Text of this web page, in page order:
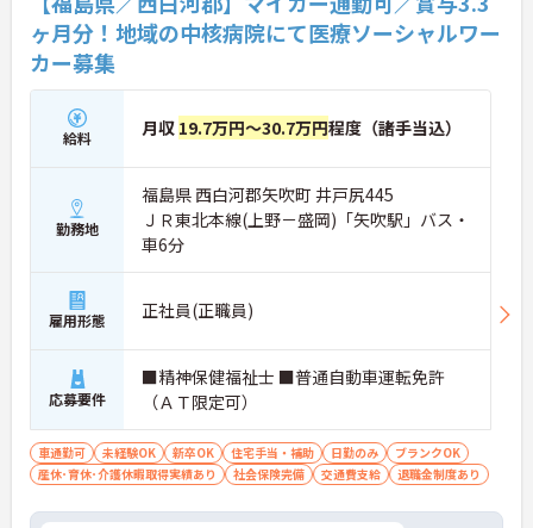
ヶ月分！地域の中核病院にて医療ソーシャルワー
カー募集
給料 月収 19.7万円～30.7万円程度（諸手当込）
勤務地
福島県 西白河郡矢吹町 井戸尻445
ＪＲ東北本線(上野－盛岡)「矢吹駅」バス・
車6分
雇用形態 正社員(正職員)
応募要件
■精神保健福祉士 ■普通自動車運転免許
（ＡＴ限定可）
車通勤可 未経験OK 新卒OK 住宅手当・補助 日勤のみ
ブランクOK
産休･育休･介護休暇取得実績あり
社会保険完備 交通費支給 退職金制度あり